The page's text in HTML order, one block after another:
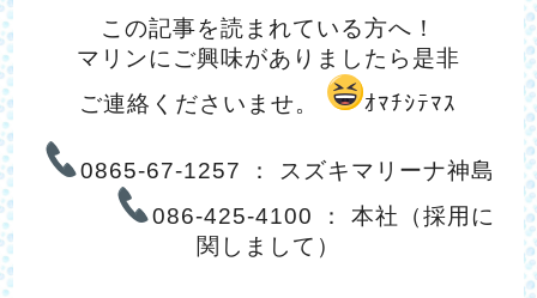
この記事を読まれている方へ！
マリンにご興味がありましたら是非
ご連絡くださいませ。
ｵﾏﾁｼﾃﾏｽ
0865-67-1257 ： スズキマリーナ神島
086-425-4100 ： 本社（採用に
関しまして）